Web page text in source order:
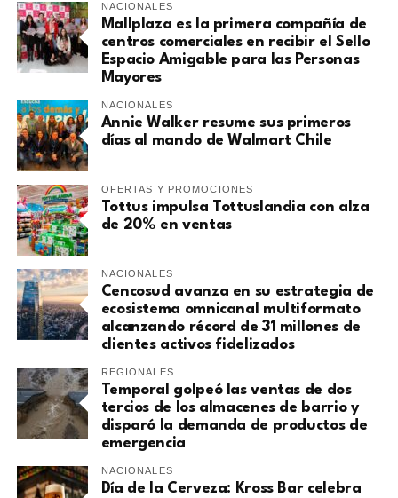
NACIONALES
Mallplaza es la primera compañía de
centros comerciales en recibir el Sello
Espacio Amigable para las Personas
Mayores
NACIONALES
Annie Walker resume sus primeros
días al mando de Walmart Chile
OFERTAS Y PROMOCIONES
Tottus impulsa Tottuslandia con alza
de 20% en ventas
NACIONALES
Cencosud avanza en su estrategia de
ecosistema omnicanal multiformato
alcanzando récord de 31 millones de
clientes activos fidelizados
REGIONALES
Temporal golpeó las ventas de dos
tercios de los almacenes de barrio y
disparó la demanda de productos de
emergencia
NACIONALES
Día de la Cerveza: Kross Bar celebra